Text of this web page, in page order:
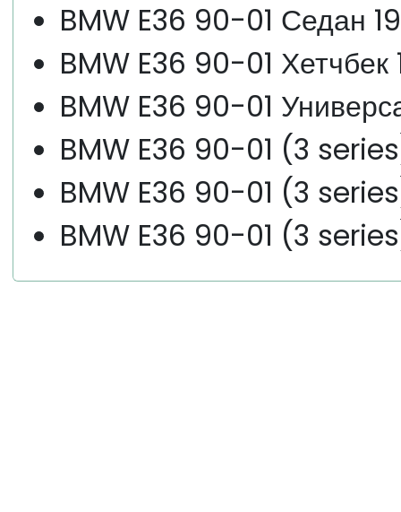
BMW E36 90-01 Седан
BMW E36 90-01 Хетчбек
BMW E36 90-01
BMW E36 90-01 (3
BMW E36 90-01 (3
BMW E36 90-01 (3